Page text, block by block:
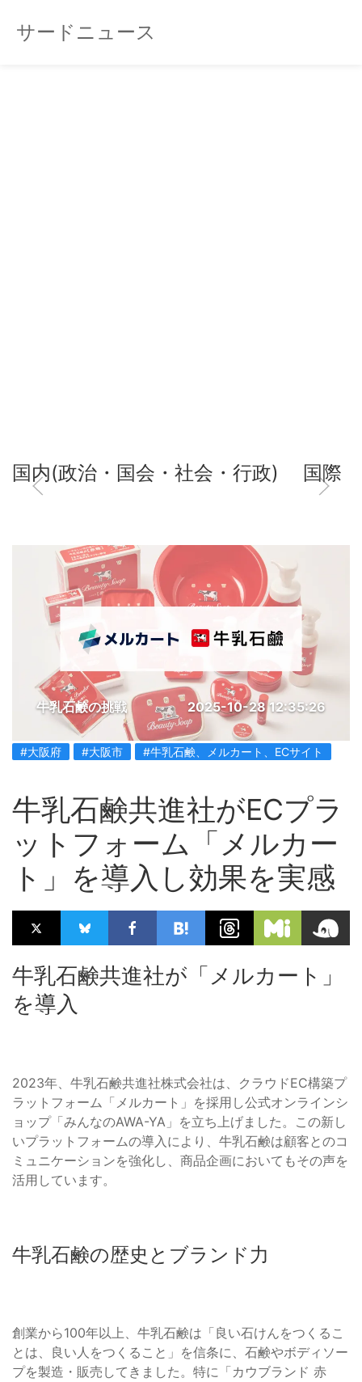
サードニュース
国内(政治・国会・社会・行政) 国際
牛乳石鹸の挑戦 2025-10-28 12:35:26
#大阪府 #大阪市 #牛乳石鹸、メルカート、ECサイト
牛乳石鹸共進社がECプラ
ットフォーム「メルカー
ト」を導入し効果を実感
牛乳石鹸共進社が「メルカート」
を導入
2023年、牛乳石鹸共進社株式会社は、クラウドEC構築プ
ラットフォーム「メルカート」を採用し公式オンラインシ
ョップ「みんなのAWA-YA」を立ち上げました。この新し
いプラットフォームの導入により、牛乳石鹸は顧客とのコ
ミュニケーションを強化し、商品企画においてもその声を
活用しています。
牛乳石鹸の歴史とブランド力
創業から100年以上、牛乳石鹸は「良い石けんをつくるこ
とは、良い人をつくること」を信条に、石鹸やボディソー
プを製造・販売してきました。特に「カウブランド 赤